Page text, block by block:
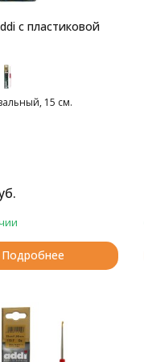
с пластиковой
15 см.
Подробнее